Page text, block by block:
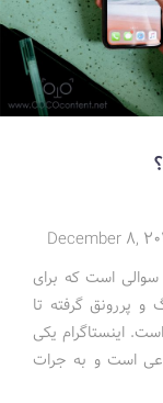
December 8,
سوالی است که برای
پررونق گرفته تا
اینستاگرام یکی
است و به جرات